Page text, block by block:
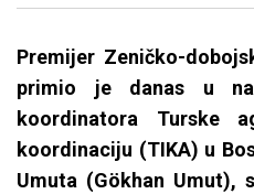
Premijer Zeničko-
primio je danas u
koordinatora Turske
koordinaciju (TIKA) u
Umuta (Gökhan